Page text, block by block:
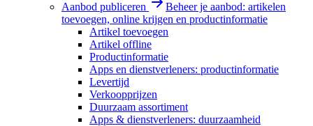
Aanbod publiceren
Beheer je aanbod: artikelen
toevoegen, online krijgen en productinformatie
Artikel toevoegen
Artikel offline
Productinformatie
Apps en dienstverleners: productinformatie
Levertijd
Verkoopprijzen
Duurzaam assortiment
Apps & dienstverleners: duurzaamheid